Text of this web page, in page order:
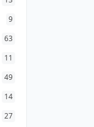
9
63
11
49
14
27